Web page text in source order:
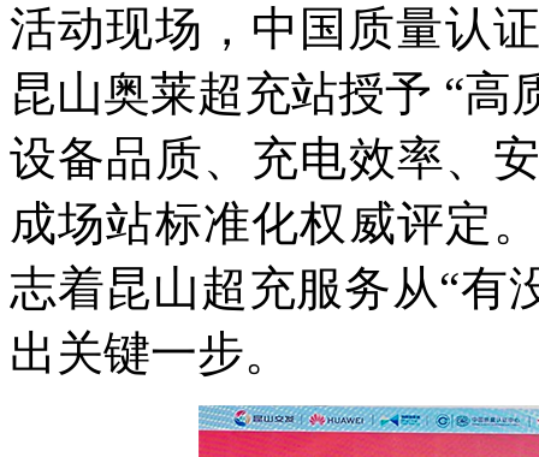
活动现场，中国质量认
昆山奥莱超充站授予 “高
设备品质、充电效率、
成场站标准化权威评定
志着昆山超充服务从“有
出关键一步。